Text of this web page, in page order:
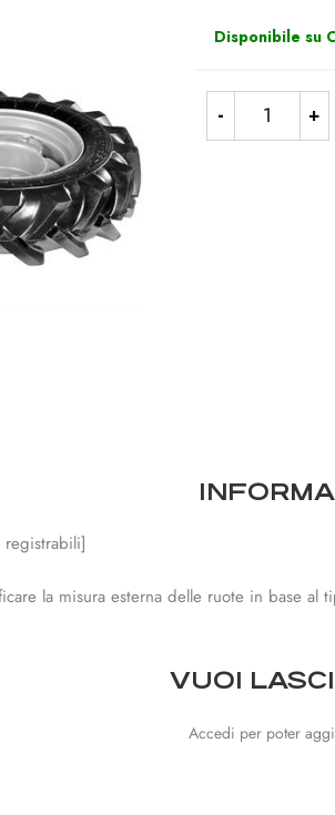
Disponibile su
registrabili]
la misura esterna delle ruote in base al
VUOI
Accedi per poter